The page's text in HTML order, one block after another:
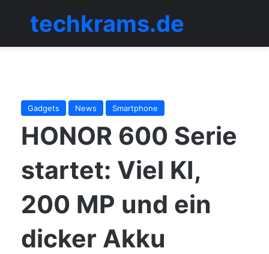
Menü
techkrams.de
Gadgets News Smartphone
HONOR 600 Serie
startet: Viel KI,
200 MP und ein
dicker Akku